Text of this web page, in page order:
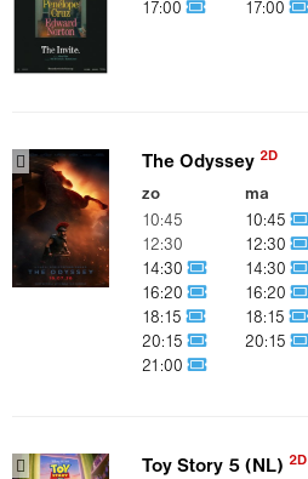
17:00
17:00
The Odyssey 2D
zo
10:45
12:30
14:30
16:20
18:15
20:15
21:00
ma
10:45
12:30
14:30
16:20
18:15
20:15
Toy Story 5 (NL) 2D